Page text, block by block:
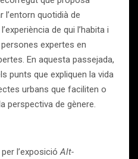
l’entorn quotidià de
de qui l’habita i
expertes en
En aquesta passejada,
punts que expliquen la vida
urbans que faciliten o
perspectiva de gènere.
l’exposicióAlt-